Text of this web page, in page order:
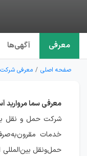
معرفی آگهی‌ها
صفحه اصلی معرفی
معرفی سما مروارید
شرکت حمل و نقل
خدمات
حمل‌ونقل بین‌المللی